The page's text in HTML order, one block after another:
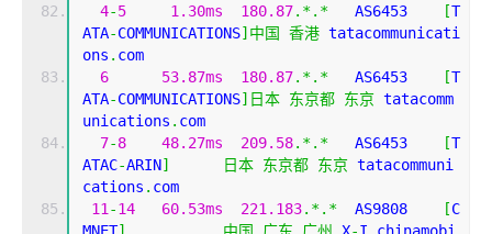
4-5 1.30ms 180.87.*.*
   AS6453
[T
ATA-COMMUNICATIONS]中国 香港 tatacommunicati
ons . com
6
53.87ms 180.87.*.*
   AS6453
[T
ATA-COMMUNICATIONS]日本 东京都 东京 tatacomm
unications . com
7-8 48.27ms 209.58.*.*
   AS6453
[T
ATAC-ARIN] 日本 东京都 东京 tatacommuni
cations . com
11-14 60.53ms 221.183.*.*
  AS9808
[C